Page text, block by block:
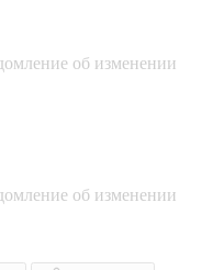
об изменении
об изменении